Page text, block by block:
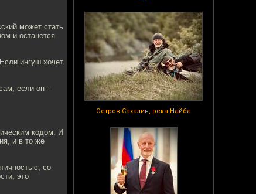
Остров Сахалин, река Найба
может стать
и останется
ингуш хочет
если он –
кодом. И
и в то же
со
это